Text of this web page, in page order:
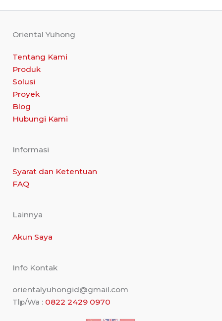
Oriental Yuhong
Tentang Kami
Produk
Solusi
Proyek
Blog
Hubungi Kami
Informasi
Syarat dan Ketentuan
FAQ
Lainnya
Akun Saya
Info Kontak
orientalyuhongid@gmail.com
Tlp/Wa : 0822 2429 0970